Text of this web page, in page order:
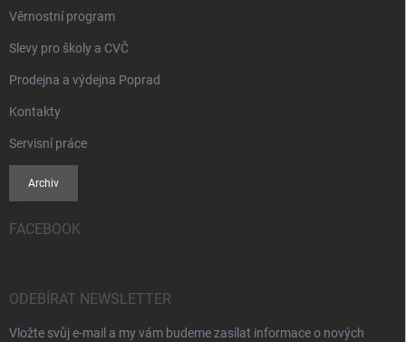
Věrnostní program
Slevy pro školy a CVČ
Prodejna a výdejna Poprad
Kontakty
Servisní práce
Archiv
FACEBOOK
ODEBÍRAT NEWSLETTER
Vložte svůj e-mail a my vám budeme zasílat informace o nových